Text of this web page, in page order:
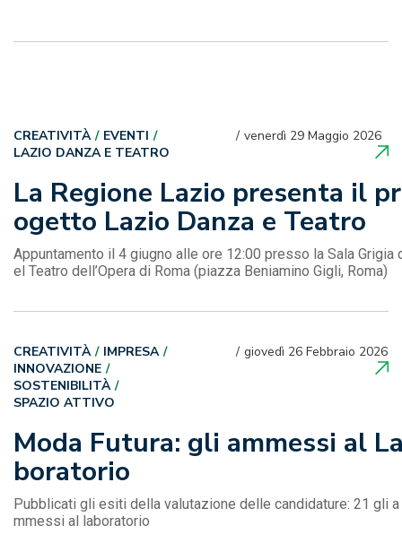
La Regione Lazio presenta il pr
ogetto Lazio Danza e Teatro
venerdì 29 Maggio 2026
CREATIVITÀ
EVENTI
LAZIO DANZA E TEATRO
Appuntamento il 4 giugno alle ore 12:00 presso la Sala Grigia
el Teatro dell’Opera di Roma (piazza Beniamino Gigli, Roma)
Moda Futura: gli ammessi al
boratorio
giovedì 26 Febbraio 2026
CREATIVITÀ
IMPRESA
INNOVAZIONE
SOSTENIBILITÀ
SPAZIO ATTIVO
Pubblicati gli esiti della valutazione delle candidature: 21 gli a
mmessi al laboratorio